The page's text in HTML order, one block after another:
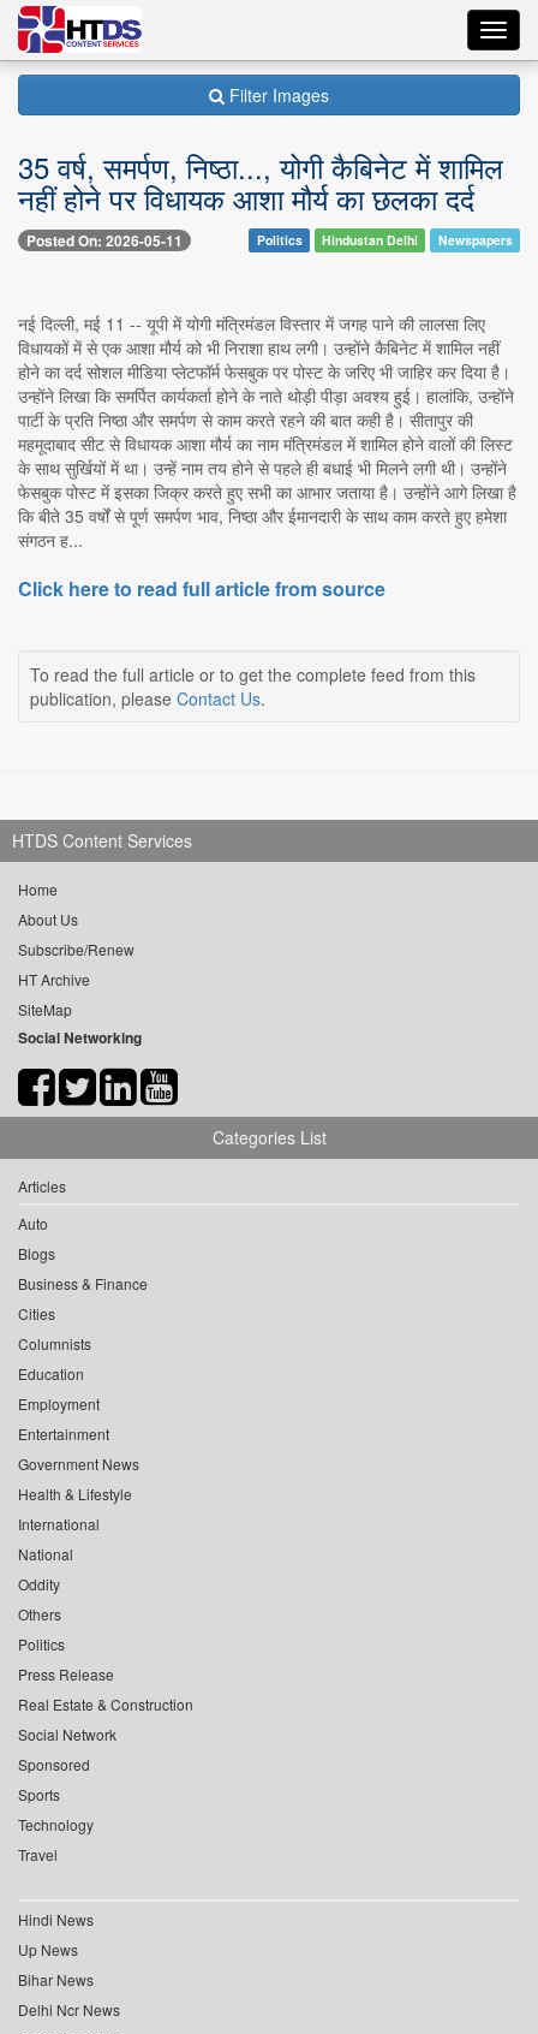
Filter Images
35 वर्ष, समर्पण, निष्ठा..., योगी कैबिनेट में शामिल
नहीं होने पर विधायक आशा मौर्य का छलका दर्द
Posted On: 2026-05-11 Politics Hindustan Delhi Newspapers
नई दिल्ली, मई 11 -- यूपी में योगी मंत्रिमंडल विस्तार में जगह पाने की लालसा लिए
विधायकों में से एक आशा मौर्य को भी निराशा हाथ लगी। उन्होंने कैबिनेट में शामिल नहीं
होने का दर्द सोशल मीडिया प्लेटफॉर्म फेसबुक पर पोस्ट के जरिए भी जाहिर कर दिया है।
उन्होंने लिखा कि समर्पित कार्यकर्ता होने के नाते थोड़ी पीड़ा अवश्य हुई। हालांकि, उन्होंने
पार्टी के प्रति निष्ठा और समर्पण से काम करते रहने की बात कही है। सीतापुर की
महमूदाबाद सीट से विधायक आशा मौर्य का नाम मंत्रिमंडल में शामिल होने वालों की लिस्ट
के साथ सुर्खियों में था। उन्हें नाम तय होने से पहले ही बधाई भी मिलने लगी थी। उन्होंने
फेसबुक पोस्ट में इसका जिक्र करते हुए सभी का आभार जताया है। उन्होंने आगे लिखा है
कि बीते 35 वर्षों से पूर्ण समर्पण भाव, निष्ठा और ईमानदारी के साथ काम करते हुए हमेशा
संगठन ह...
Click here to read full article from source
To read the full article or to get the complete feed from this
publication, please Contact Us.
HTDS Content Services
Home
About Us
Subscribe/Renew
HT Archive
SiteMap
Social Networking
Categories List
Articles
Auto
Blogs
Business & Finance
Cities
Columnists
Education
Employment
Entertainment
Government News
Health & Lifestyle
International
National
Oddity
Others
Politics
Press Release
Real Estate & Construction
Social Network
Sponsored
Sports
Technology
Travel
Hindi News
Up News
Bihar News
Delhi Ncr News